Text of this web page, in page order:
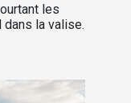
les
la valise.